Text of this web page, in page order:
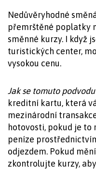
Nedůvěryhodné
přemrštěné poplatky
směnné kurzy. I když
turistických center,
vysokou cenu.
Jak se tomuto
kreditní kartu, která
mezinárodní
hotovosti, pokud je to
peníze
odjezdem. Pokud
zkontrolujte kurzy,